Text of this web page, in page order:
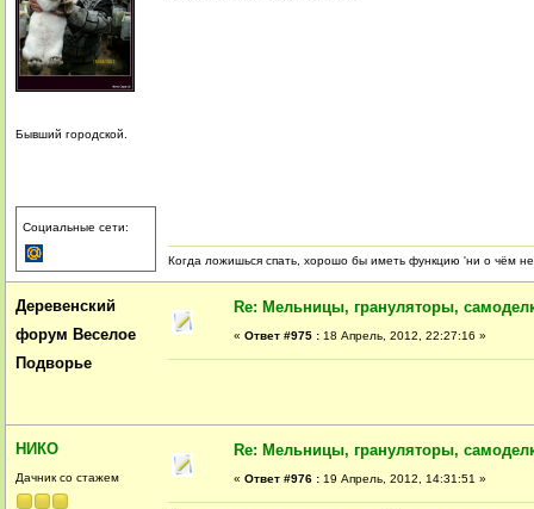
Бывший городской.
Социальные сети:
Когда ложишься спать, хорошо бы иметь функцию 'ни о чём
Деревенский
форум Веселое
Подворье
Re: Мельницы, грануляторы,
« Ответ #975 : 18 Апрель, 2012, 22:27:16 »
НИКО
Дачник со стажем
Re: Мельницы, грануляторы,
« Ответ #976 : 19 Апрель, 2012, 14:31:51 »